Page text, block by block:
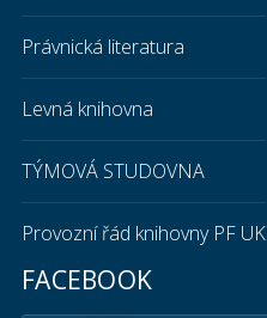
Právnická literatura
Levná knihovna
TÝMOVÁ STUDOVNA
Provozní řád knihovny PF UK
FACEBOOK